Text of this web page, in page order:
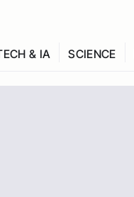
& IA SCIENCE